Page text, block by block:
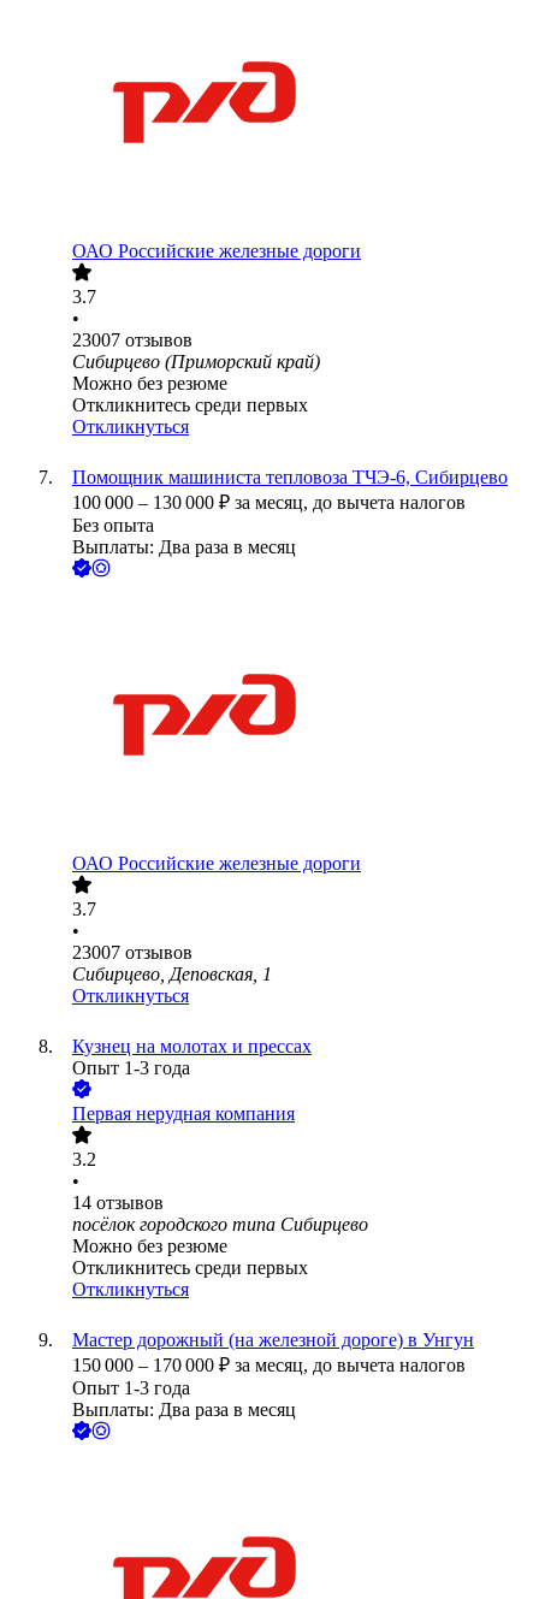
ОАО Российские железные дороги
3.7
•
23007 отзывов
Сибирцево (Приморский край)
Можно без резюме
Откликнитесь среди первых
Откликнуться
Помощник машиниста тепловоза ТЧЭ-6, Сибирцево
100 000 – 130 000 ₽ за месяц, до вычета налогов
Без опыта
Выплаты: Два раза в месяц
ОАО Российские железные дороги
3.7
•
23007 отзывов
Сибирцево, Деповская, 1
Откликнуться
Кузнец на молотах и прессах
Опыт 1-3 года
Первая нерудная компания
3.2
•
14 отзывов
посёлок городского типа Сибирцево
Можно без резюме
Откликнитесь среди первых
Откликнуться
Мастер дорожный (на железной дороге) в Унгун
150 000 – 170 000 ₽ за месяц, до вычета налогов
Опыт 1-3 года
Выплаты: Два раза в месяц